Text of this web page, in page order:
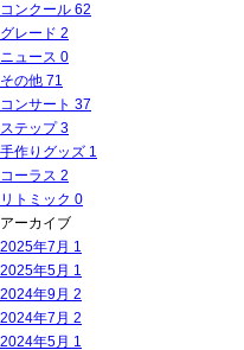
コンクール 62
グレード 2
ニュース 0
その他 71
コンサート 37
ステップ3
手作りグッズ 1
コーラス 2
リトミック 0
アーカイブ
2025年7月 1
2025年5月 1
2024年9月 2
2024年7月 2
2024年5月 1